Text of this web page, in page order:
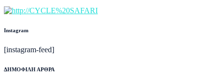
Instagram
[instagram-feed]
ΔΗΜΟΦΙΛΗ ΑΡΘΡΑ